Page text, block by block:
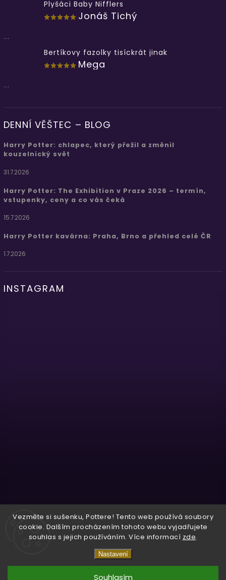
Vezměte si sušenku, Pottere! Tento web používá soubory
cookie. Dalším procházením tohoto webu vyjadřujete
souhlas s jejich používáním. Více informací zde.
Nastavení
Souhlasím
Plyšáci Baby Nifflers
Jonáš Tichý
...
Bertíkovy fazolky tisíckrát jinak
Mega
...
DENNÍ VĚŠTEC – BLOG
Harry Potter: chlapec, který přežil a změnil
kouzelnický svět
31.7.2026
Harry Potter: The Exhibition v Praze 2026 – termín,
vstupenky, ceny a co vás čeká
15.7.2026
Harry Potter kavárna: Praha, Brno a přehled celé ČR
1.7.2026
INSTAGRAM
Sledovat na Instagramu
Copyright 2026Wizardo. Všechna práva vyhrazena.
| DesignShoptak.cz.